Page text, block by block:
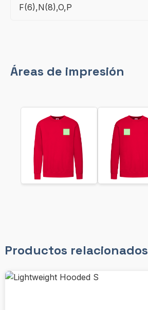
F(6),N(8),O,P
Áreas de impresión
Productos relacionados